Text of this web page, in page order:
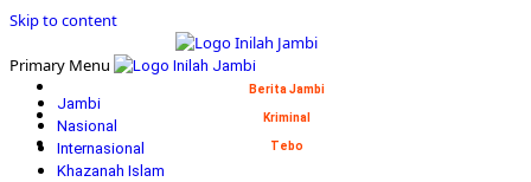
Skip to content
Primary Menu
Jambi
Nasional
Internasional
Khazanah Islam
Berita Jambi
Kriminal
Tebo